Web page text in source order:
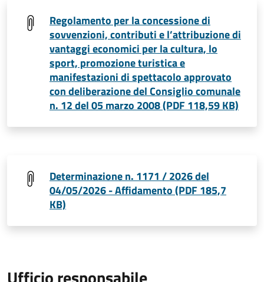
Regolamento per la concessione di
sovvenzioni, contributi e l’attribuzione di
vantaggi economici per la cultura, lo
sport, promozione turistica e
manifestazioni di spettacolo approvato
con deliberazione del Consiglio comunale
n. 12 del 05 marzo 2008 (PDF 118,59 KB)
Determinazione n. 1171 / 2026 del
04/05/2026 - Affidamento (PDF 185,7
KB)